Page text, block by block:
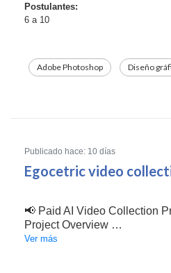
Postulantes:
6 a 10
Adobe Photoshop Diseño
Publicado hace: 10 días
Egocetric video
📢 Paid AI Video Collection
Project Overview
As a participant, you will
Ver más